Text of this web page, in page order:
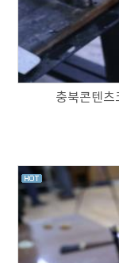
충북콘텐츠